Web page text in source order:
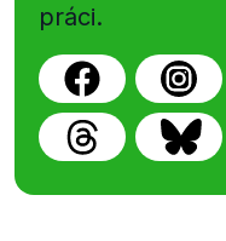
práci.